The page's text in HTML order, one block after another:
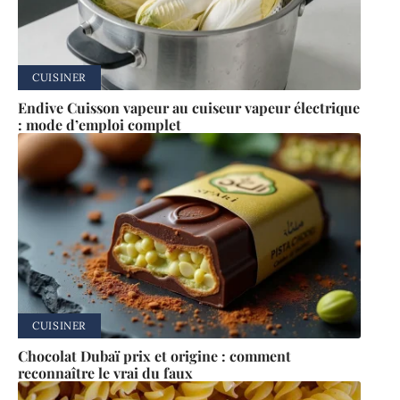
CUISINER
Endive Cuisson vapeur au cuiseur vapeur électrique
: mode d’emploi complet
CUISINER
Chocolat Dubaï prix et origine : comment
reconnaître le vrai du faux